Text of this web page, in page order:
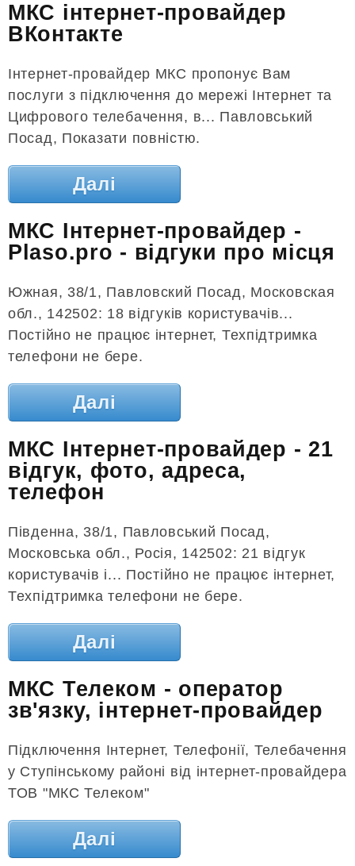
МКС інтернет-провайдер
ВКонтакте
Інтернет-провайдер МКС пропонує Вам
послуги з підключення до мережі Інтернет та
Цифрового телебачення, в... Павловський
Посад, Показати повністю.
Далі
МКС Інтернет-провайдер -
Plaso.pro - відгуки про місця
Южная, 38/1, Павловский Посад, Московская
обл., 142502: 18 відгуків користувачів...
Постійно не працює інтернет, Техпідтримка
телефони не бере.
Далі
МКС Інтернет-провайдер - 21
відгук, фото, адреса,
телефон
Південна, 38/1, Павловський Посад,
Московська обл., Росія, 142502: 21 відгук
користувачів і... Постійно не працює інтернет,
Техпідтримка телефони не бере.
Далі
МКС Телеком - оператор
зв'язку, інтернет-провайдер
Підключення Інтернет, Телефонії, Телебачення
у Ступінському районі від інтернет-провайдера
ТОВ "МКС Телеком"
Далі